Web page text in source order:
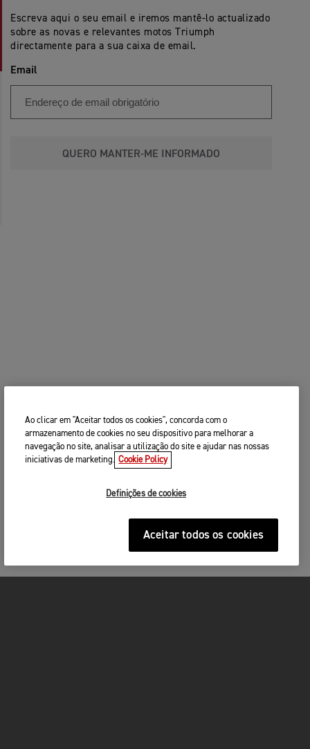
Escreva aqui o seu email e iremos mantê-lo actualizado
sobre as novas e relevantes motos Triumph
directamente para a sua caixa de email.
Email
QUERO MANTER-ME INFORMADO
Ao clicar em "Aceitar todos os cookies", concorda com o
armazenamento de cookies no seu dispositivo para melhorar a
navegação no site, analisar a utilização do site e ajudar nas nossas
iniciativas de marketing. Cookie Policy
Definições de cookies
Aceitar todos os cookies